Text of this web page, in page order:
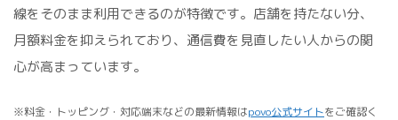
線をそのまま利用できるのが特徴です。店舗を持たない分、
月額料金を抑えられており、通信費を見直したい人からの関
心が高まっています。
※料金・トッピング・対応端末などの最新情報はpovo公式サイトをご確認く